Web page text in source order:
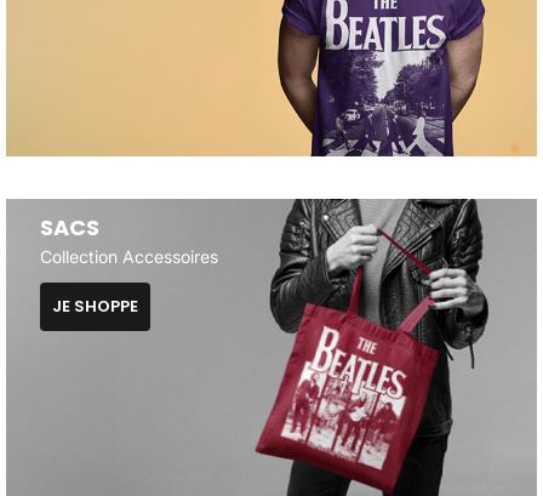
SACS
Collection Accessoires
JE SHOPPE